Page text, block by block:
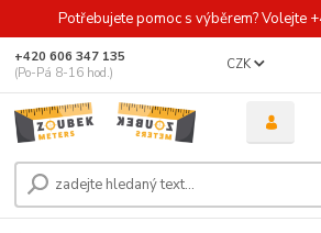
Potřebujete pomoc s výběrem? Volejte
CZK
+420 606 347 135
(Po-Pá 8-16 hod.)